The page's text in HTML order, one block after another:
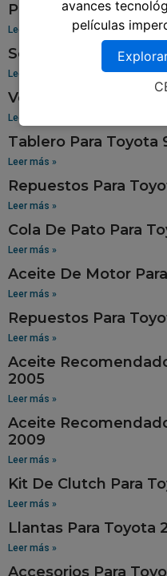
Pantalla Para Toyota
Leer más »
Sensor De Oxigeno
Leer más »
Venta De Aros Para
Leer más »
Tablero Para Toyota
Leer más »
Repuestos Para
Leer más »
Cola De Pato Para
Leer más »
Aceite De Motor
Leer más »
Repuestos Para
Leer más »
Aceite
2005
Leer más »
Aceite
2009
Leer más »
Kit De Clutch Para
Leer más »
Llantas Para Toyota
Leer más »
Accesorios Para
avances
películas